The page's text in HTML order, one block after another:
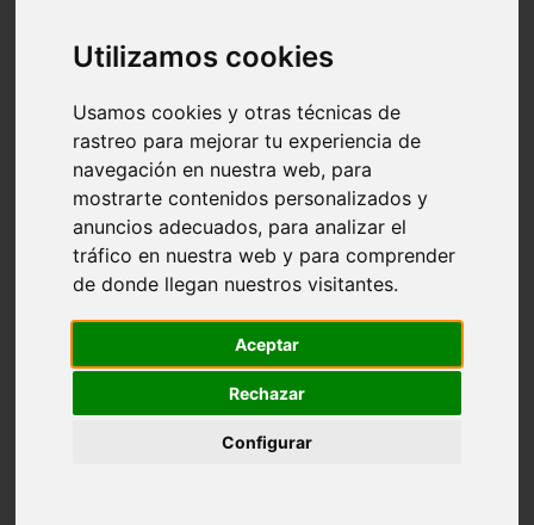
Utilizamos cookies
Usamos cookies y otras técnicas de
rastreo para mejorar tu experiencia de
navegación en nuestra web, para
mostrarte contenidos personalizados y
anuncios adecuados, para analizar el
tráfico en nuestra web y para comprender
de donde llegan nuestros visitantes.
Aceptar
Rechazar
Configurar
Valencia - chiva
Murcia - calasparra
Valencia - sagunt
Asturias - ribadesella
Castellón - benicàssim
Alicante - el-campello
Cádiz - rota
Madrid - las-rozas-de-madrid
Ciudad-real - ciudad-real
Madrid - tres-cantos
Las-palmas - yaiza
Alicante - elx